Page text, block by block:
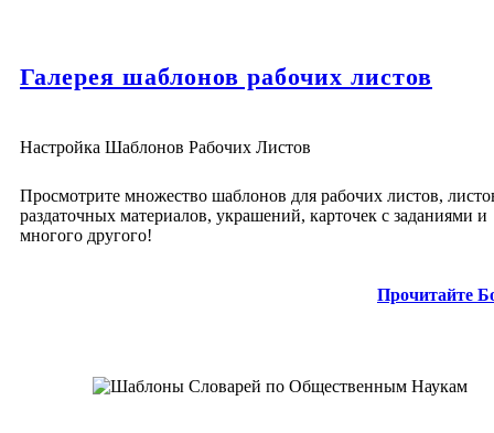
Галерея шаблонов рабочих листов
Настройка Шаблонов Рабочих Листов
Просмотрите множество шаблонов для рабочих листов,
раздаточных материалов, украшений, карточек с заданиями и
многого другого!
Прочитайте